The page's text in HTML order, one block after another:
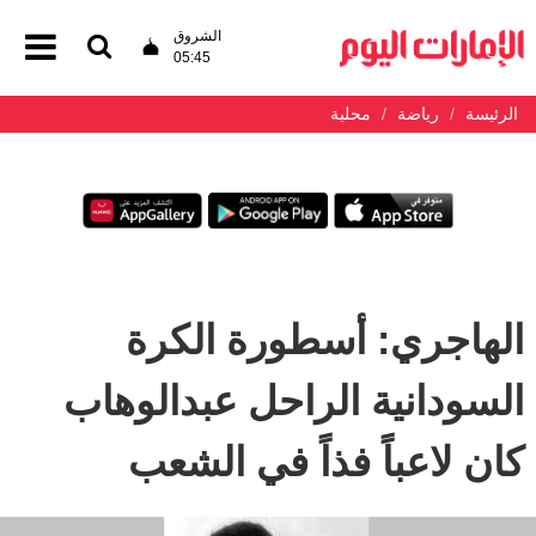
الشروق
05:45
الرئيسة رياضة محلية
الهاجري: أسطورة الكرة
السودانية الراحل عبدالوهاب
كان لاعباً فذاً في الشعب